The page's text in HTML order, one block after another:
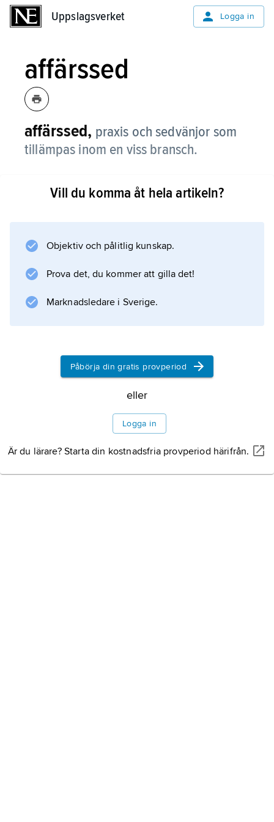
Uppslagsverket Logga in
affärssed
affärssed, praxis och sedvänjor som
tillämpas inom en viss bransch.
Vill du komma åt hela artikeln?
Objektiv och pålitlig kunskap.
Prova det, du kommer att gilla det!
Marknadsledare i Sverige.
Påbörja din gratis provperiod
eller
Logga in
Är du lärare? Starta din kostnadsfria provperiod härifrån.